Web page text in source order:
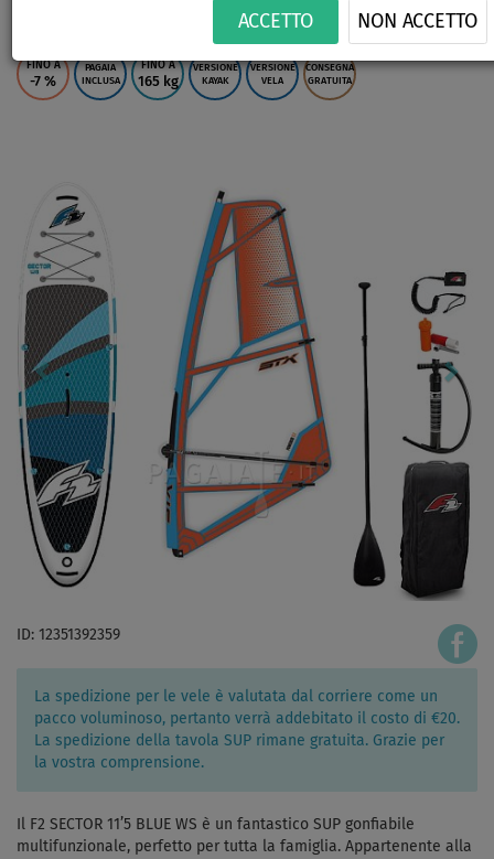
ACCETTO NON ACCETTO
superficie: 3,6m
FINO A
-7 %
PAGAIA
INCLUSA
FINO A
165 kg
VERSIONE
KAYAK
VERSIONE
VELA
CONSEGNA
GRATUITA
ID: 12351392359
La spedizione per le vele è valutata dal corriere come un
pacco voluminoso, pertanto verrà addebitato il costo di €20.
La spedizione della tavola SUP rimane gratuita. Grazie per
la vostra comprensione.
Il F2 SECTOR 11’5 BLUE WS è un fantastico SUP gonfiabile
multifunzionale, perfetto per tutta la famiglia. Appartenente alla